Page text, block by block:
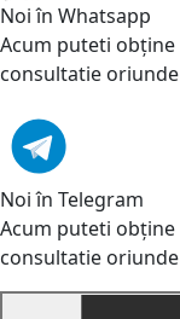
Noi în Whatsapp
Acum puteti obține
consultatie
Noi în Telegram
Acum puteti obține
consultatie